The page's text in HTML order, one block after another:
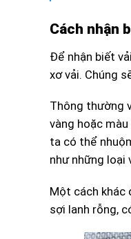
Cách nhận
Để nhận biết
xơ vải. Chúng
Thông thường
vàng hoặc
ta có thể
như những loại
Một cách khác
sợi lanh rỗng,